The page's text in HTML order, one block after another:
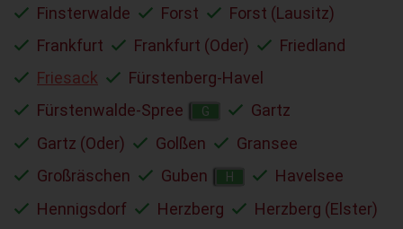
Finsterwalde
Forst
Forst (Lausitz)
Frankfurt
Frankfurt (Oder)
Friedland
Friesack
Fürstenberg-Havel
Fürstenwalde-Spree
G
Gartz
Gartz (Oder)
Golßen
Gransee
Großräschen
Guben H
Havelsee
Hennigsdorf
Herzberg
Herzberg (Elster)